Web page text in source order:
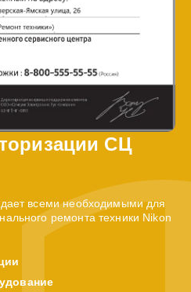
СЦ
всеми необходимыми для
ремонта техники Nikon